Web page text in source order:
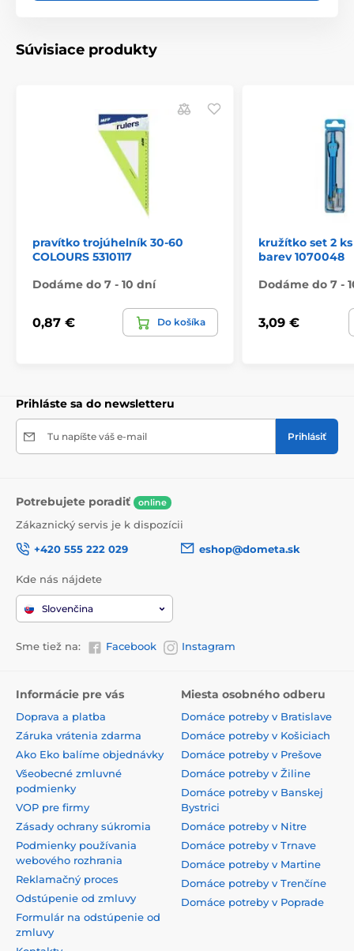
Súvisiace produkty
pravítko trojúhelník 30-60
COLOURS 5310117
Dodáme do 7 - 10 dní
0,87 € Do košíka
kružítko set 2
barev 1070048
Dodáme do 7 -
3,09 €
Prihláste sa do newsletteru
Tu napíšte váš e-mail Prihlásiť
Potrebujete poradiť online
Zákaznický servis je k dispozícii
+420 555 222 029
eshop@dometa.sk
Kde nás nájdete
Slovenčina
Sme tiež na: Facebook Instagram
Informácie pre vás
Doprava a platba
Záruka vrátenia zdarma
Ako Eko balíme objednávky
Všeobecné zmluvné
podmienky
VOP pre firmy
Zásady ochrany súkromia
Podmienky používania
webového rozhrania
Reklamačný proces
Odstúpenie od zmluvy
Formulár na odstúpenie od
zmluvy
Miesta osobného odberu
Domáce potreby v Bratislave
Domáce potreby v Košiciach
Domáce potreby v Prešove
Domáce potreby v Žiline
Domáce potreby v Banskej
Bystrici
Domáce potreby v Nitre
Domáce potreby v Trnave
Domáce potreby v Martine
Domáce potreby v Trenčíne
Domáce potreby v Poprade